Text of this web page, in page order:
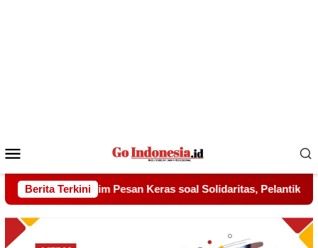
Mobile
Berita Terkini
Pelantikan Sambang Gagak Hitam Jadi Sinyal